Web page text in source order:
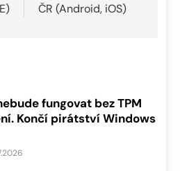
ČR (Android, iOS)
fungovat bez TPM
Končí pirátství Windows